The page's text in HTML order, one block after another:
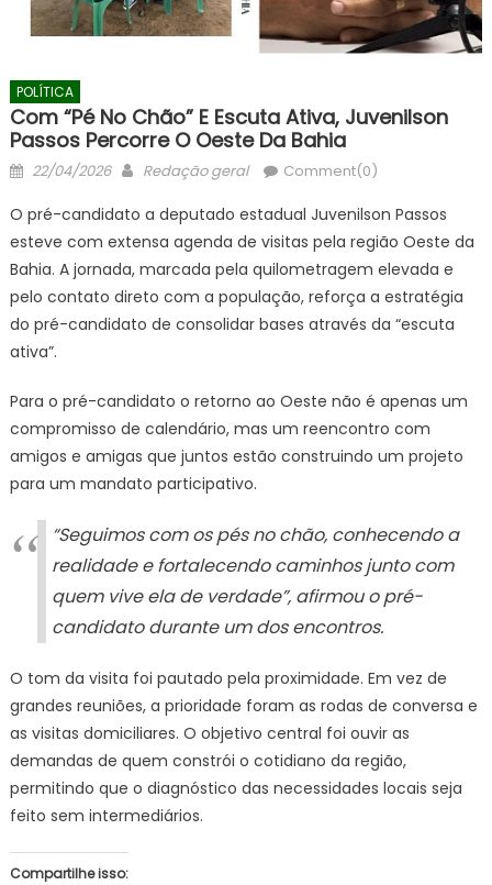
POLÍTICA
Com “pé No Chão” E Escuta Ativa, Juvenilson
Passos Percorre O Oeste Da Bahia
Posted
22/04/2026 Author
Redação geral Comment(0)
O pré-candidato a deputado estadual Juvenilson Passos
esteve com extensa agenda de visitas pela região Oeste da
Bahia. A jornada, marcada pela quilometragem elevada e
pelo contato direto com a população, reforça a estratégia
do pré-candidato de consolidar bases através da “escuta
ativa”.
Para o pré-candidato o retorno ao Oeste não é apenas um
compromisso de calendário, mas um reencontro com
amigos e amigas que juntos estão construindo um projeto
para um mandato participativo.
“Seguimos com os pés no chão, conhecendo a
realidade e fortalecendo caminhos junto com
quem vive ela de verdade”, afirmou o pré-
candidato durante um dos encontros.
O tom da visita foi pautado pela proximidade. Em vez de
grandes reuniões, a prioridade foram as rodas de conversa e
as visitas domiciliares. O objetivo central foi ouvir as
demandas de quem constrói o cotidiano da região,
permitindo que o diagnóstico das necessidades locais seja
feito sem intermediários.
Compartilhe isso: